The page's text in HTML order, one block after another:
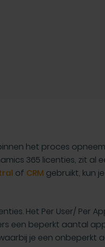
het proces
365 licenties, zit al
of CRM gebruikt, kun
Het Per User/ Per
een beperkt aantal
je een onbeperkt